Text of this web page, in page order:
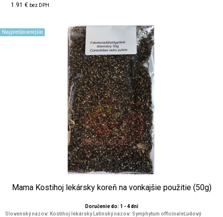
1.91 € bez DPH
Najpredávanejšie
Mama Kostihoj lekársky koreň na vonkajšie použitie (50g)
Doručenie do: 1 - 4 dní
Slovenský názov: Kostihoj lekársky Latinský názov: Symphytum officinaleĽudový